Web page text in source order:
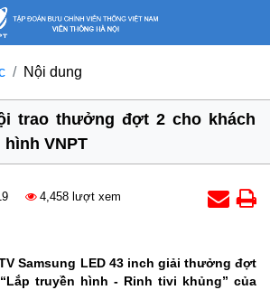
Nội dung
trao thưởng đợt 2 cho khách
hình VNPT
4,458 lượt xem
Samsung LED 43 inch giải thưởng đợt
truyền hình - Rinh tivi khủng” của